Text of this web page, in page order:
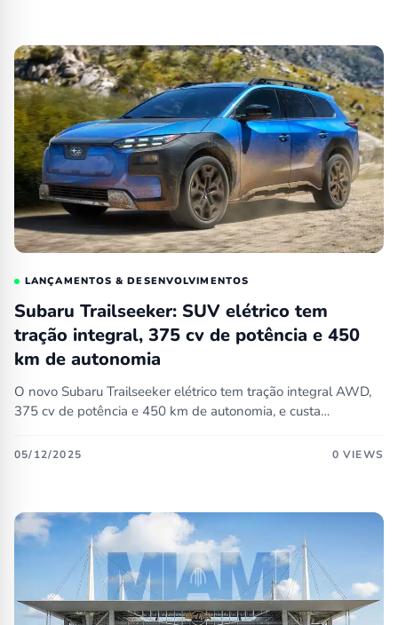
LANÇAMENTOS & DESENVOLVIMENTOS
Subaru Trailseeker: SUV elétrico tem
tração integral, 375 cv de potência e 450
km de autonomia
O novo Subaru Trailseeker elétrico tem tração integral AWD,
375 cv de potência e 450 km de autonomia, e custa…
05/12/2025 0 VIEWS